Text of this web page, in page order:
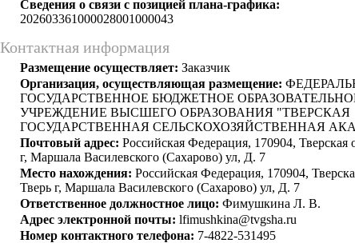
Сведения о связи с позицией плана-графика:
202603361000028001000043
Контактная информация
Размещение осуществляет: Заказчик
Организация, осуществляющая размещение:
ГОСУДАРСТВЕННОЕ БЮДЖЕТНОЕ
УЧРЕЖДЕНИЕ ВЫСШЕГО ОБРАЗОВАНИЯ "ТВЕРСКАЯ
ГОСУДАРСТВЕННАЯ СЕЛЬСКОХОЗЯЙСТВЕННАЯ
Почтовый адрес: Российская Федерация, 170904, Тверская
г, Маршала Василевского (Сахарово) ул, Д. 7
Место нахождения: Российская Федерация, 170904,
Тверь г, Маршала Василевского (Сахарово) ул, Д. 7
Ответственное должностное лицо: Фимушкина Л. В.
Адрес электронной почты: lfimushkina@tvgsha.ru
Номер контактного телефона: 7-4822-531495